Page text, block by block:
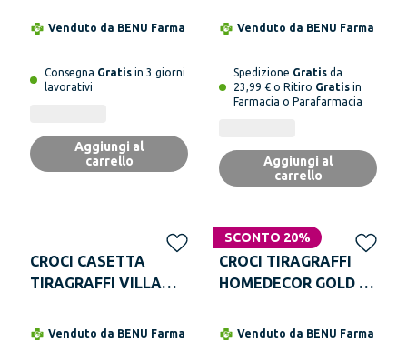
CATNIP - pack di 6
Venduto da BENU Farma
Consegna Gratis in 3 giorni
lavorativi
Aggiungi al
carrello
pack 4 pezzi
Venduto da BENU Farma
Spedizione Gratis da
23,99 € o Ritiro Gratis in
Farmacia o Parafarmacia
Aggiungi al
carrello
CROCI CASETTA
TIRAGRAFFI VILLA
Venduto da BENU Farma
SCONTO 20%
CROCI TIRAGRAFFI
HOMEDECOR GOLD -
Venduto da BENU Farma